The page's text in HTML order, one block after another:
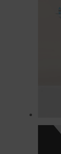
在消費者
非Acer旗
您可以於
實際的到
可在出貨
預購商品
生產狀況有
保固與售